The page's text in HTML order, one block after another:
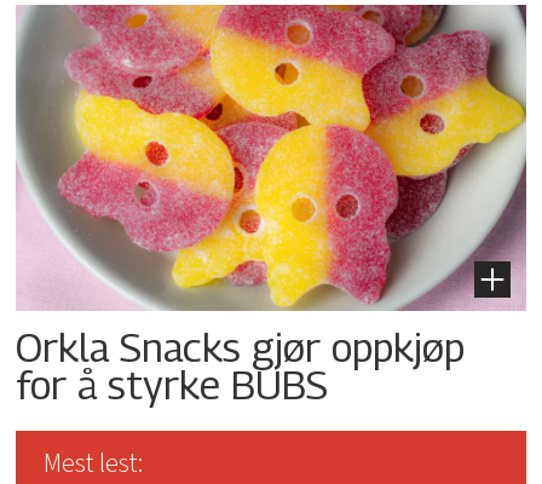
Orkla Snacks gjør oppkjøp
for å styrke BUBS
Mest lest: